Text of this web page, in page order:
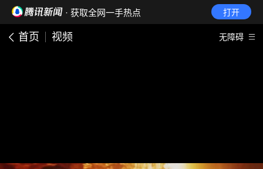
· 获取全网一手热点 打开
首页 视频 无障碍